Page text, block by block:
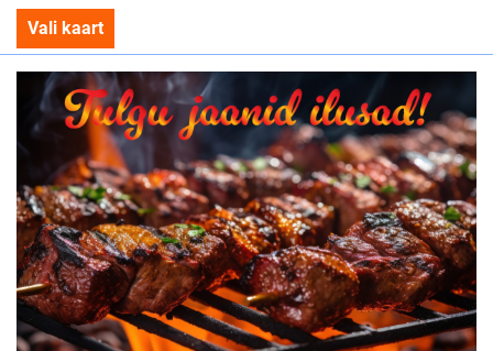
Vali kaart